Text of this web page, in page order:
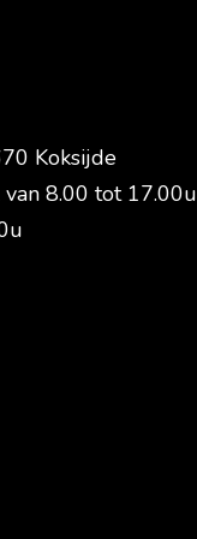
Koksijde
8.00 tot 17.00u